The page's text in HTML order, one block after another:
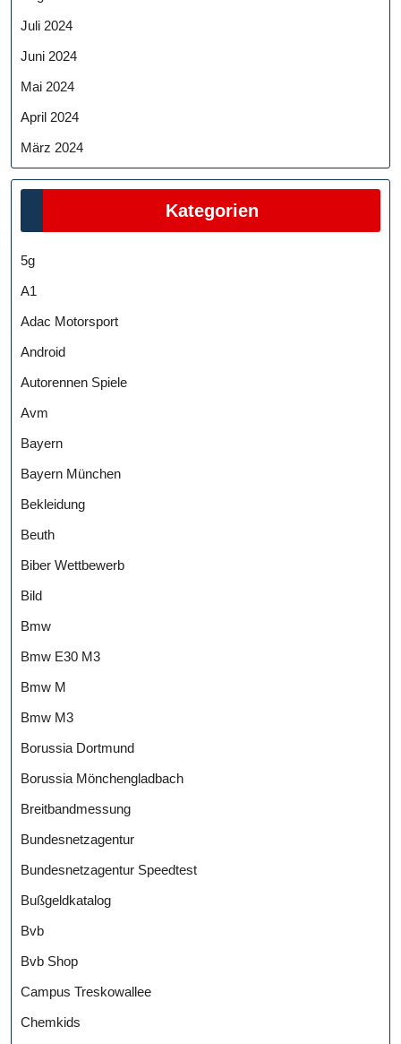
Juli 2024
Juni 2024
Mai 2024
April 2024
März 2024
Kategorien
5g
A1
Adac Motorsport
Android
Autorennen Spiele
Avm
Bayern
Bayern München
Bekleidung
Beuth
Biber Wettbewerb
Bild
Bmw
Bmw E30 M3
Bmw M
Bmw M3
Borussia Dortmund
Borussia Mönchengladbach
Breitbandmessung
Bundesnetzagentur
Bundesnetzagentur Speedtest
Bußgeldkatalog
Bvb
Bvb Shop
Campus Treskowallee
Chemkids